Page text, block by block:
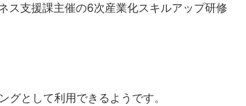
支援課主催の6次産業化スキルアップ研修
として利用できるようです。